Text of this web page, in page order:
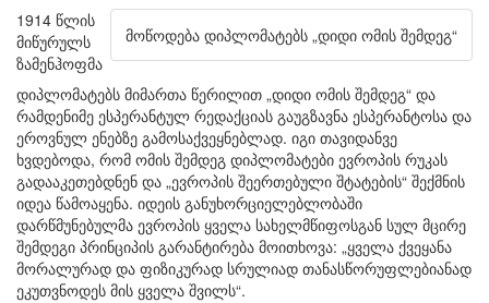
მოწოდება დიპლომატებს „დიდი ომის შემდეგ“
1914 წლის
მიწურულს
ზამენჰოფმა
დიპლომატებს მიმართა წერილით „დიდი ომის შემდეგ“ და
რამდენიმე ესპერანტულ რედაქციას გაუგზავნა ესპერანტოსა და
ეროვნულ ენებზე გამოსაქვეყნებლად. იგი თავიდანვე
ხვდებოდა, რომ ომის შემდეგ დიპლომატები ევროპის რუკას
გადააკეთებდნენ და „ევროპის შეერთებული შტატების“ შექმნის
იდეა წამოაყენა. იდეის განუხორციელებლობაში
დარწმუნებულმა ევროპის ყველა სახელმწიფოსგან სულ მცირე
შემდეგი პრინციპის გარანტირება მოითხოვა: „ყველა ქვეყანა
მორალურად და ფიზიკურად სრულიად თანასწორუფლებიანად
ეკუთვნოდეს მის ყველა შვილს“.